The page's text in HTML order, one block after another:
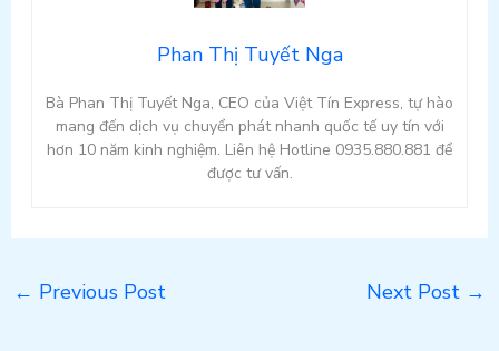
Phan Thị Tuyết Nga
Bà Phan Thị Tuyết Nga, CEO của Việt Tín Express, tự hào
mang đến dịch vụ chuyển phát nhanh quốc tế uy tín với
hơn 10 năm kinh nghiệm. Liên hệ Hotline 0935.880.881 để
được tư vấn.
← Previous Post Next Post →